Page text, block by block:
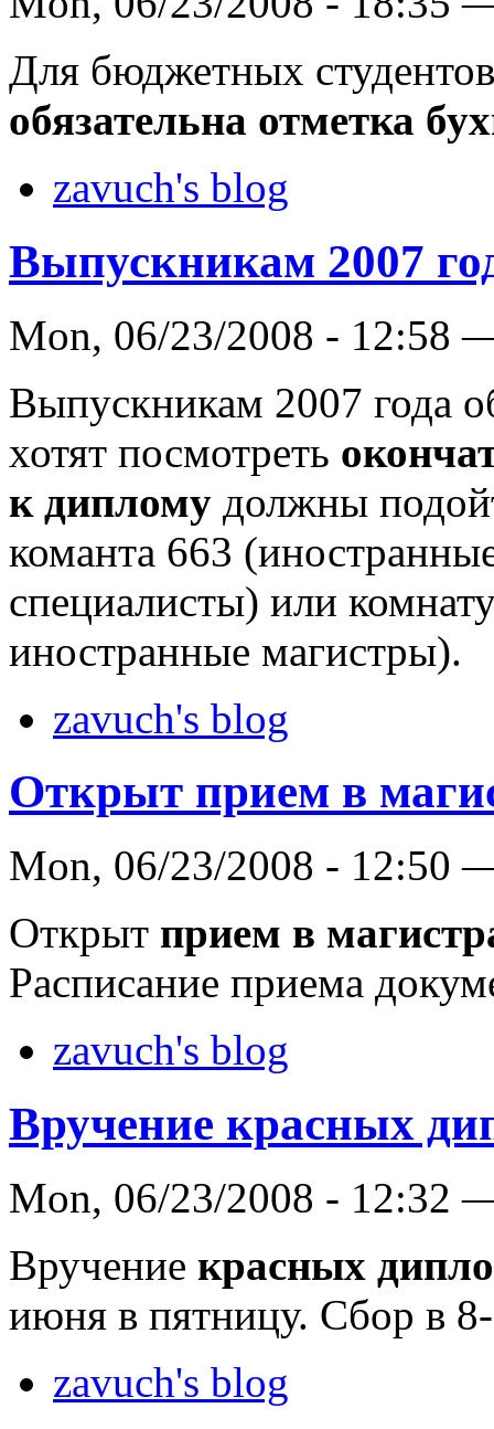
Для бюджетных
обязательна отметка
zavuch's blog
Выпускникам 2007
Mon, 06/23/2008 - 12:58
Выпускникам 2007 года
хотят посмотреть
к диплому должны
команта 663
специалисты) или
иностранные магистры).
zavuch's blog
Открыт прием в
Mon, 06/23/2008 - 12:50
Открыт прием в
Расписание приема
zavuch's blog
Вручение красных
Mon, 06/23/2008 - 12:32
Вручение красных
июня в пятницу. Сбор в
zavuch's blog